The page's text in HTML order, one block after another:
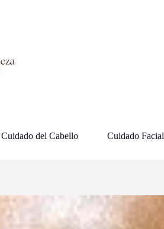
Cuidado del Cabello Cuidado Facial